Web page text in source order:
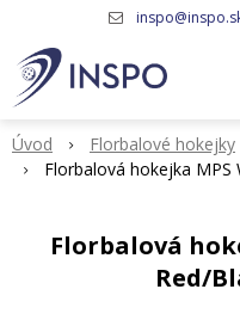
Úvod Florbalové hokejky
Florbalová hokejka MPS
Florbalová
Red/